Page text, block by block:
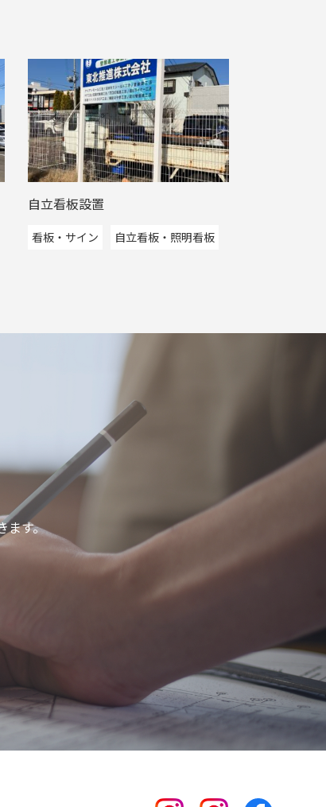
自立看板設置
看板・サイン 自立看板・照明看板
ます。